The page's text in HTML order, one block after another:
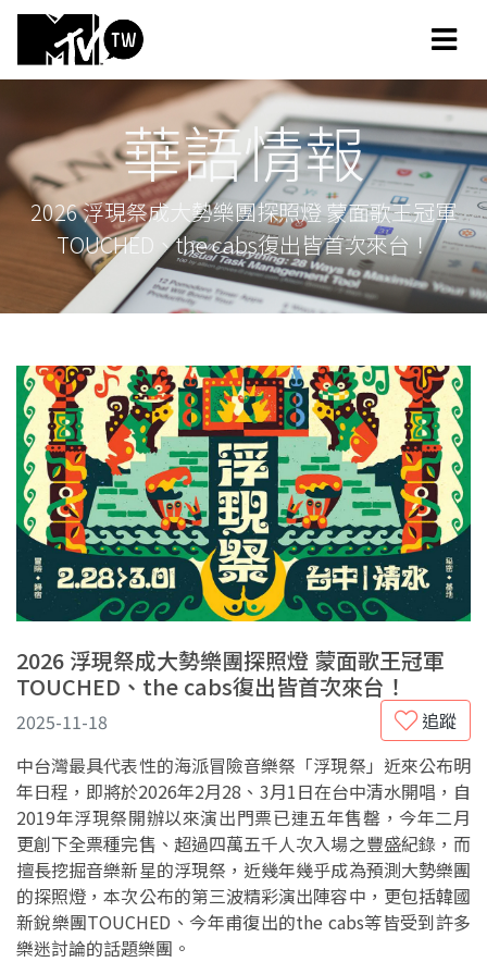
華語情報
2026 浮現祭成大勢樂團探照燈 蒙面歌王冠軍
TOUCHED、the cabs復出皆首次來台！
2026 浮現祭成大勢樂團探照燈 蒙面歌王冠軍
TOUCHED、the cabs復出皆首次來台！
追蹤
2025-11-18
中台灣最具代表性的海派冒險音樂祭「浮現祭」近來公布明
年日程，即將於2026年2月28、3月1日在台中清水開唱，自
2019年浮現祭開辦以來演出門票已連五年售罄，今年二月
更創下全票種完售、超過四萬五千人次入場之豐盛紀錄，而
擅長挖掘音樂新星的浮現祭，近幾年幾乎成為預測大勢樂團
的探照燈，本次公布的第三波精彩演出陣容中，更包括韓國
新銳樂團TOUCHED、今年甫復出的the cabs等皆受到許多
樂迷討論的話題樂團。